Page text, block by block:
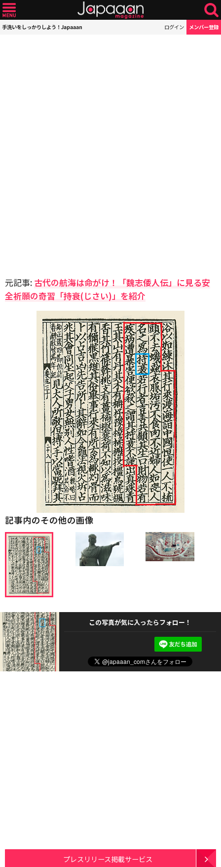
手洗いをしっかりしよう！Japaaan ログイン メンバー登録
元記事: 古代の航海は命がけ！「魏志倭人伝」に見る安
全祈願の奇習「持衰(じさい)」を紹介
記事内のその他の画像
この写真が気に入ったらフォロー！
プレスリリース掲載サービス